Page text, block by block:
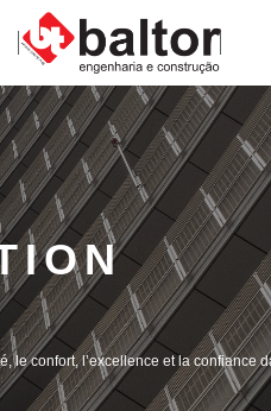
le confort, l’excellence et la confiance